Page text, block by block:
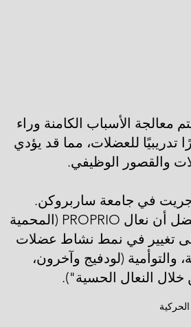
معالجة الأسباب الكامنة وراء
تدريبيًا للعضلات، مما قد يؤدي
والقصور الوظيفي.
أجريت في جامعة ساربروكن.
وأظهرت قياسات تخطيط كهربية العضل أن نعال PROPRIO (المحمية
تغيير في نمط نشاط عضلات
والتوأمية (لودفيج وآخرون،